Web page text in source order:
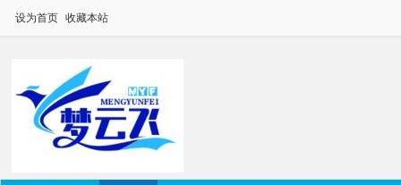
设为首页 收藏本站